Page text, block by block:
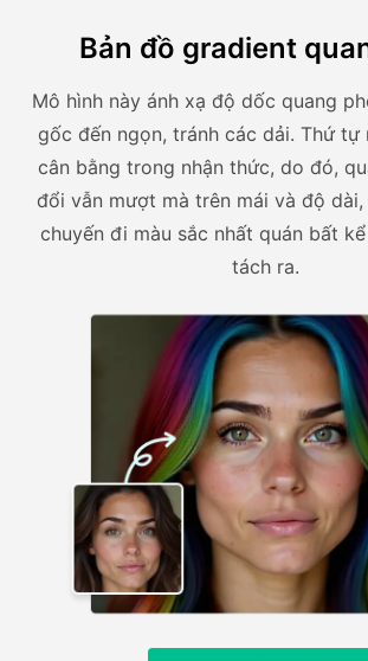
Bản đồ gradient
Mô hình này ánh xạ độ dốc quang
gốc đến ngọn, tránh các dải. Thứ tự
cân bằng trong nhận thức, do đó,
đổi vẫn mượt mà trên mái và độ
chuyến đi màu sắc nhất quán bất
tách ra.